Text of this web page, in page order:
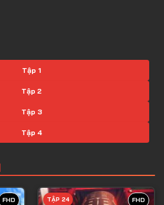
Tập 1
Tập 2
Tập 3
Tập 4
Tập 6
Tập 7
FHD FHD
TẬP 24